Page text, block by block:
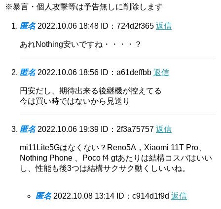
※暴言・個人攻撃等は予告無しに削除します
匿名 2022.10.06 18:48 ID：724d2f365 返信
あれNothing安いですね・・・・？
匿名 2022.10.06 18:56 ID：a61deffbb 返信
円安だし、期待出来る後継機が控えてる
今は買い時ではないから見送り
匿名 2022.10.06 19:39 ID：2f3a75757 返信
mi11Lite5Gはなくない？Reno5A，Xiaomi 11T Pro、
Nothing Phone 、Poco f4 gtあたりは結構コスパはいい
し、性能も後3つは結構サクサク動くしいいね。
匿名 2022.10.08 13:14 ID：c914d1f9d 返信